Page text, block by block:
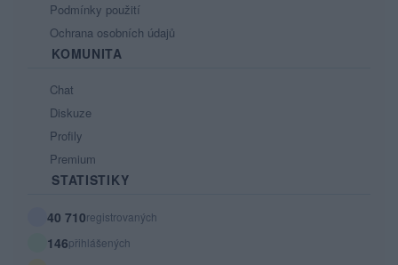
Podmínky použití
Ochrana osobních údajů
KOMUNITA
Chat
Diskuze
Profily
Premium
STATISTIKY
40 710registrovaných
146přihlášených